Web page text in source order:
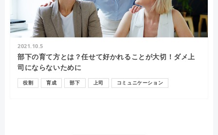
2021.10.5
部下の育て方とは？任せて好かれることが大切！ダメ上
司にならないために
役割 育成 部下 上司 コミュニケーション